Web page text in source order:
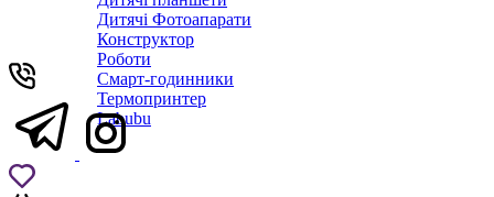
Дитячі Фотоапарати
Конструктор
Роботи
Смарт-годинники
Термопринтер
Labubu